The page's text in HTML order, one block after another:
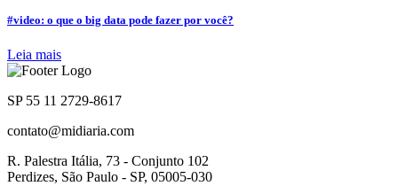
#video: o que o big data pode fazer por você?
Leia mais
SP 55 11 2729-8617
contato@midiaria.com
R. Palestra Itália, 73 - Conjunto 102
Perdizes, São Paulo - SP, 05005-030